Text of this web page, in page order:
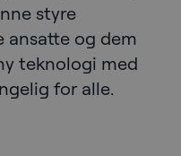
styre
ansatte og dem
teknologi med
for alle.